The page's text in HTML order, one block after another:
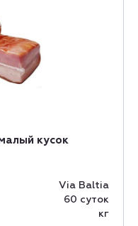
кусок
Via Baltia
60 суток
кг